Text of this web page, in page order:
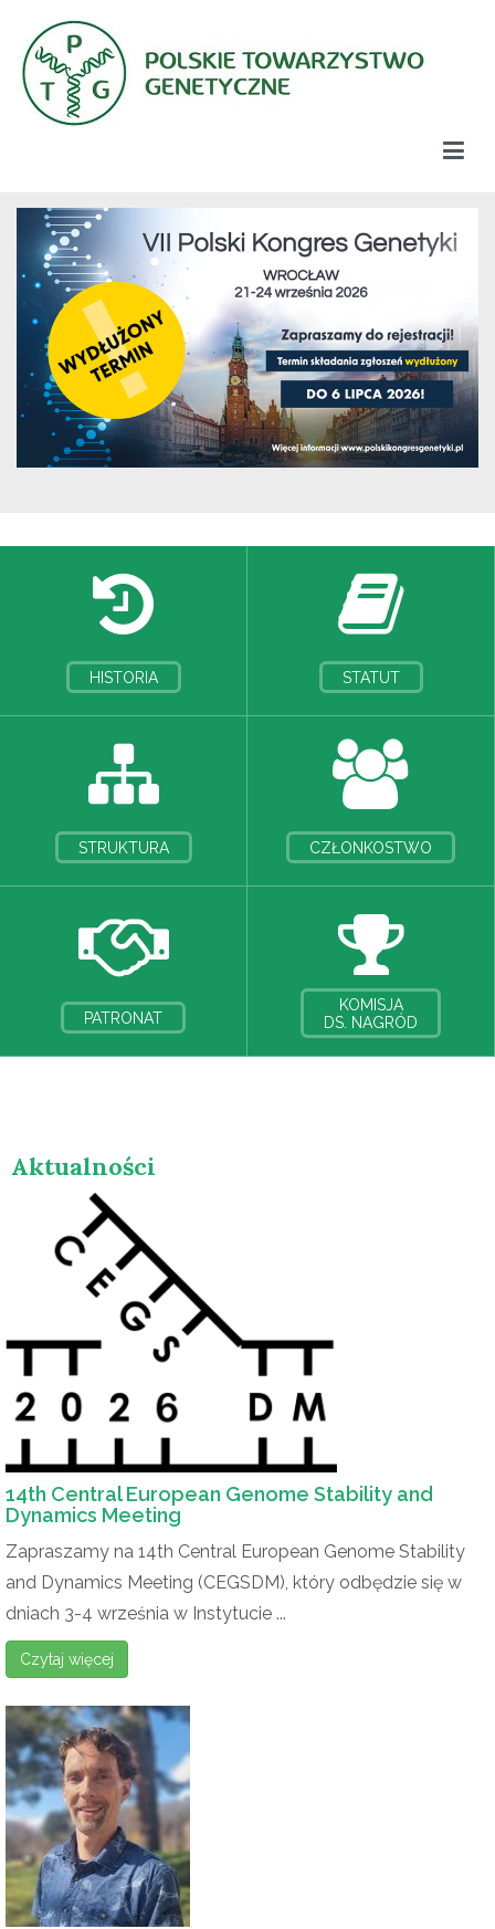
treści
HISTORIA STATUT
STRUKTURA CZŁONKOSTWO
PATRONAT
KOMISJA
DS. NAGRÓD
Aktualności
14th Central European Genome Stability and
Dynamics Meeting
Zapraszamy na 14th Central European Genome Stability
and Dynamics Meeting (CEGSDM), który odbędzie się w
dniach 3-4 września w Instytucie ...
Czytaj więcej